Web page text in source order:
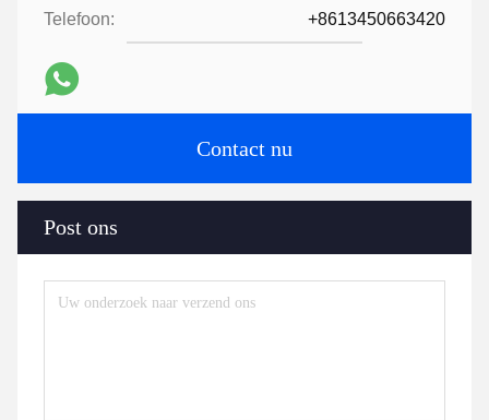
Telefoon: +8613450663420
Contact nu
Post ons